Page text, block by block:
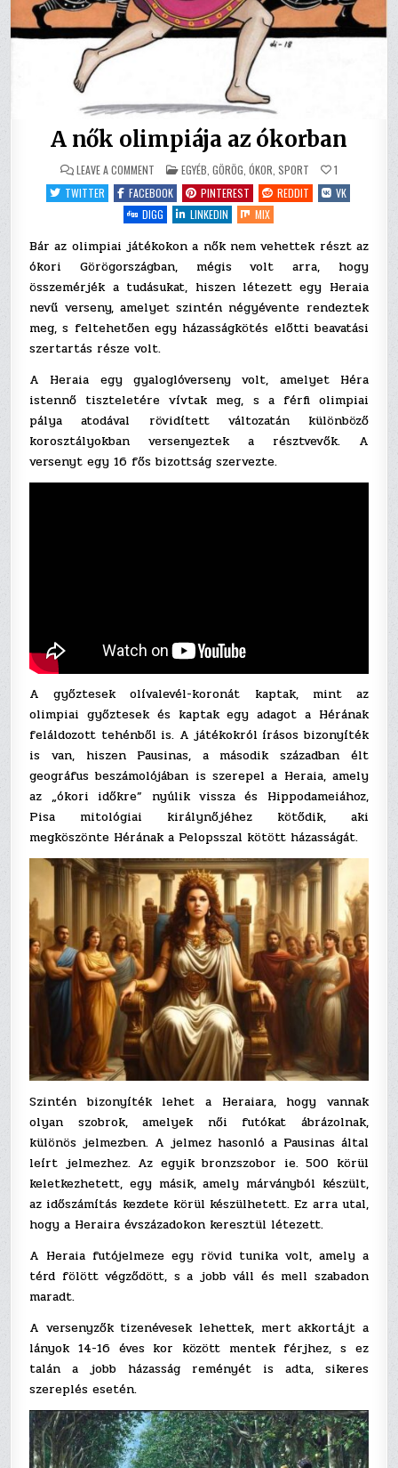
A nők olimpiája az ókorban
LEAVE A COMMENT
NŐK
OLIMPIÁJA
AZ
ÓKORBAN
POSTED
IN
EGYÉB GÖRÖG ÓKOR SPORT
1
TWITTER
FACEBOOK PINTEREST REDDIT
VK
DIGG
LINKEDIN MIX
Bár az olimpiai játékokon a nők nem vehettek részt az
ókori Görögországban, mégis volt arra, hogy
összemérjék a tudásukat, hiszen létezett egy Heraia
nevű verseny, amelyet szintén négyévente rendeztek
meg, s feltehetően egy házasságkötés előtti beavatási
szertartás része volt.
A Heraia egy gyaloglóverseny volt, amelyet Héra
istennő tiszteletére vívtak meg, s a férfi olimpiai
pálya atodával rövidített változatán különböző
korosztályokban versenyeztek a résztvevők. A
versenyt egy 16 fős bizottság szervezte.
A győztesek olívalevél-koronát kaptak, mint az
olimpiai győztesek és kaptak egy adagot a Hérának
feláldozott tehénből is. A játékokról írásos bizonyíték
is van, hiszen Pausinas, a második században élt
geográfus beszámolójában is szerepel a Heraia, amely
az „ókori időkre” nyúlik vissza és Hippodameiához,
Pisa mitológiai királynőjéhez kötődik, aki
megköszönte Hérának a Pelopsszal kötött házasságát.
Szintén bizonyíték lehet a Heraiara, hogy vannak
olyan szobrok, amelyek női futókat ábrázolnak,
különös jelmezben. A jelmez hasonló a Pausinas által
leírt jelmezhez. Az egyik bronzszobor ie. 500 körül
keletkezhetett, egy másik, amely márványból készült,
az időszámítás kezdete körül készülhetett. Ez arra utal,
hogy a Heraira évszázadokon keresztül létezett.
A Heraia futójelmeze egy rövid tunika volt, amely a
térd fölött végződött, s a jobb váll és mell szabadon
maradt.
A versenyzők tizenévesek lehettek, mert akkortájt a
lányok 14-16 éves kor között mentek férjhez, s ez
talán a jobb házasság reményét is adta, sikeres
szereplés esetén.